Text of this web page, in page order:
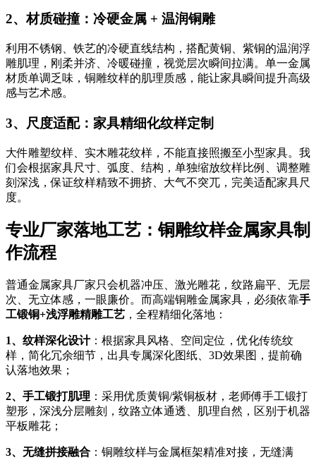
2、材质碰撞：冷硬金属 + 温润铜雕
利用不锈钢、铁艺的冷硬直线结构，搭配黄铜、紫铜的温润浮
雕肌理，刚柔并济、冷暖碰撞，视觉层次瞬间拉满。单一金属
材质单调乏味，铜雕纹样的肌理质感，能让家具瞬间提升高级
感与艺术感。
3、尺度适配：家具精细化纹样定制
大件雕塑纹样、实木雕花纹样，不能直接照搬至小型家具。我
们会根据家具尺寸、弧度、结构，单独缩放纹样比例、调整雕
刻深浅，保证纹样精致不拥挤、大气不突兀，完美适配家具尺
度。
专业厂家落地工艺：铜雕纹样金属家具制
作流程
普通金属家具厂家只会机器冲压、激光雕花，纹路扁平、无层
次、无立体感，一眼廉价。而高端铜雕金属家具，必须依靠手
工锻铜+浅浮雕精雕工艺 ，全程精细化落地：
1、纹样深化设计：根据家具风格、空间定位，优化传统纹
样，简化冗余细节，出具专属深化图纸、3D效果图，提前确
认落地效果；
2、手工锻打肌理 ：采用优质黄铜/紫铜板材，老师傅手工锻打
塑形，深浅分层雕刻，纹路立体通透、肌理自然，区别于机器
平板雕花；
3、无缝拼接融合 ：铜雕纹样与金属框架精准对接，无缝满